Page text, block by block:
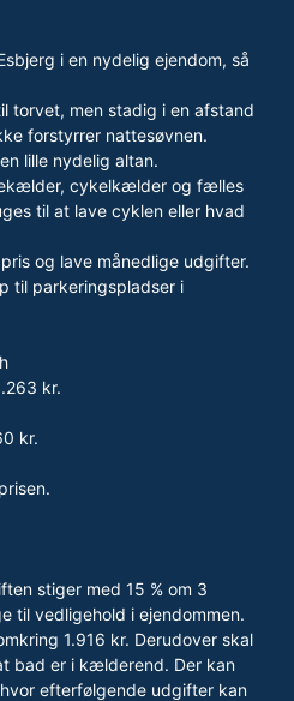
i en nydelig ejendom, så
torvet, men stadig i en afstand
forstyrrer nattesøvnen.
lille nydelig altan.
cykelkælder og fælles
til at lave cyklen eller hvad
og lave månedlige udgifter.
til parkeringspladser i
kr.
kr.
stiger med 15 % om 3
til vedligehold i ejendommen.
1.916 kr. Derudover skal
bad er i kælderend. Der kan
efterfølgende udgifter kan